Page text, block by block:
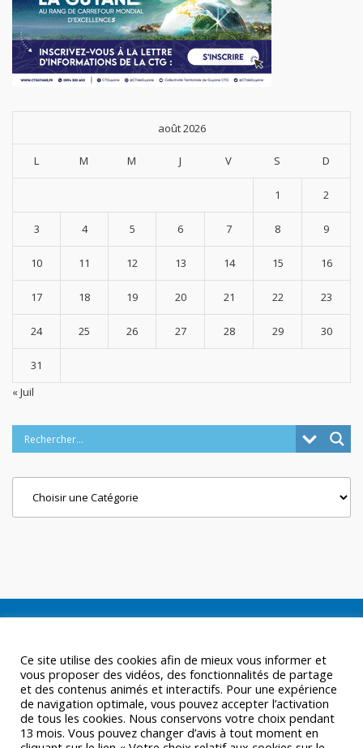
août 2026
L M M J V S D
1 2
3 4 5 6 7 8 9
10 11 12 13 14 15 16
17 18 19 20 21 22 23
24 25 26 27 28 29 30
31
« Juil
Ce site utilise des cookies afin de mieux vous informer et
vous proposer des vidéos, des fonctionnalités de partage
et des contenus animés et interactifs. Pour une expérience
de navigation optimale, vous pouvez accepter l’activation
de tous les cookies. Nous conservons votre choix pendant
13 mois. Vous pouvez changer d’avis à tout moment en